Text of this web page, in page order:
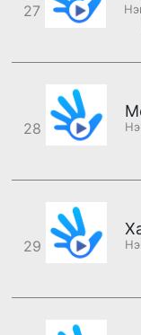
27
28
29